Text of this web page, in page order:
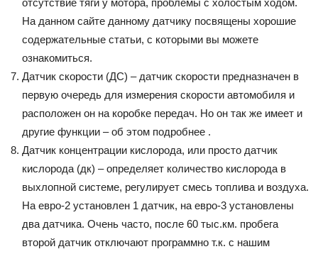
отсутствие тяги у мотора, проблемы с холостым ходом.
На данном сайте данному датчику посвящены хорошие
содержательные статьи, с которыми вы можете
ознакомиться.
Датчик скорости (ДС) – датчик скорости предназначен в
первую очередь для измерения скорости автомобиля и
расположен он на коробке передач. Но он так же имеет и
другие функции – об этом подробнее .
Датчик концентрации кислорода, или просто датчик
кислорода (дк) – определяет количество кислорода в
выхлопной системе, регулирует смесь топлива и воздуха.
На евро-2 установлен 1 датчик, на евро-3 установлены
два датчика. Очень часто, после 60 тыс.км. пробега
второй датчик отключают программно т.к. с нашим